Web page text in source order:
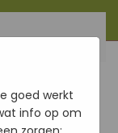
goed werkt
info op om